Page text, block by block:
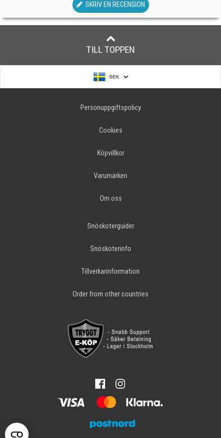
SKRIV EN RECENSION
TILL TOPPEN
SEK
Personuppgiftspolicy
Cookies
Köpvillkor
Varumärken
Om oss
Snöskoterguider
Snöskoterinfo
Tillverkarinformation
Order from other countries